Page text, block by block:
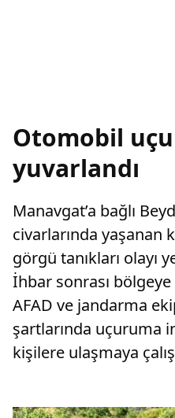
Otomobil
yuvarlandı
Manavgat’a bağlı
civarlarında yaşanan
görgü tanıkları olayı
İhbar sonrası
AFAD ve jandarma
şartlarında uçuruma
kişilere ulaşmaya